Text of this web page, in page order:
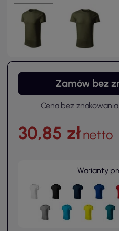
Zamów bez
Cena bez
30,85 złnetto
Warianty